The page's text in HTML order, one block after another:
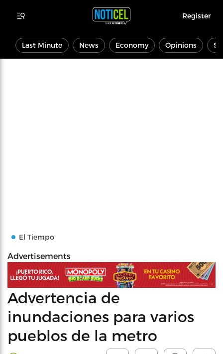
Register
Last Minute News Economy Opinions
El Tiempo
Advertisements
Advertencia de
inundaciones para varios
pueblos de la metro